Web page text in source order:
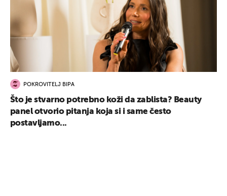
POKROVITELJ BIPA
Što je stvarno potrebno koži da zablista? Beauty
panel otvorio pitanja koja si i same često
postavljamo...